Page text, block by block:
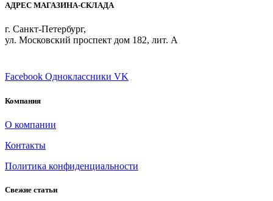
АДРЕС МАГАЗИНА-СКЛАДА
г. Санкт-Петербург,
ул. Московский проспект дом 182, лит. А
Facebook Одноклассники VK
Компания
О компании
Контакты
Политика конфиденциальности
Свежие статьи